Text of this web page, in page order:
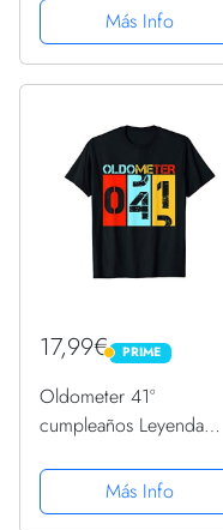
Más Info
17,99€ PRIME
PRIME
Oldometer 41º
cumpleaños Leyenda
CamisetaMás Info